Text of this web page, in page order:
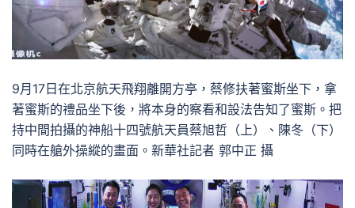
9月17日在北京航天飛翔離開方亭，蔡修扶著蜜斯坐下，拿
著蜜斯的禮品坐下後，將本身的察看和設法告知了蜜斯。把
持中間拍攝的神船十四號航天員蔡旭哲（上）、陳冬（下）
同時在艙外操縱的畫面。新華社記者 郭中正 攝